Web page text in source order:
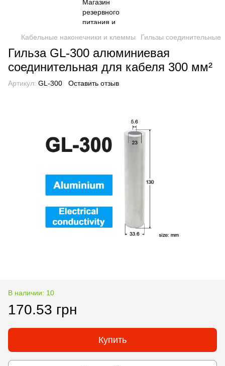
Кабельные наконечники и клеммы Гильзы соединительные
Гильза GL-300 алюминиевая
соединительная для кабеля 300 мм²
Артикул: GL-300 Оставить отзыв
В наличии: 10
170.53 грн
Купить